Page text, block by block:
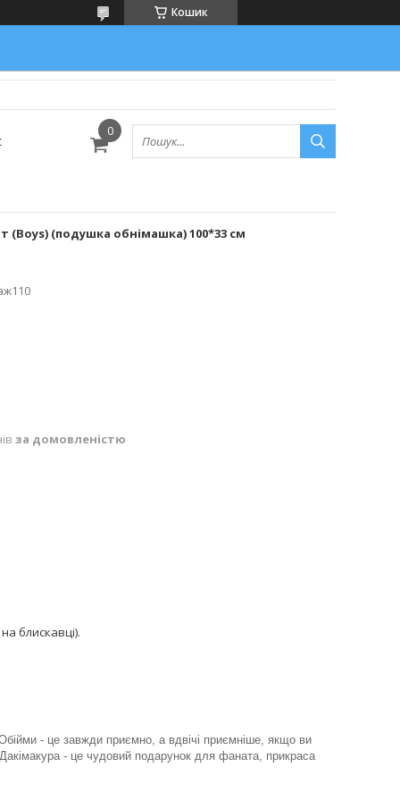
Кошик
(Boys) (подушка обнімашка) 100*33 см
за домовленістю
блискавці).
- це завжди приємно, а вдвічі приємніше, якщо ви
- це чудовий подарунок для фаната, прикраса